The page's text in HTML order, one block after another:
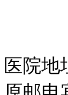
医院地